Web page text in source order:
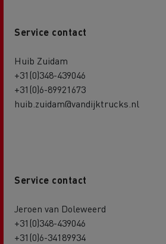
Service contact
Huib Zuidam
+31(0)348-439046
+31(0)6-89921673
huib.zuidam@vandijktrucks.nl
Service contact
Jeroen van Doleweerd
+31(0)348-439046
+31(0)6-34189934